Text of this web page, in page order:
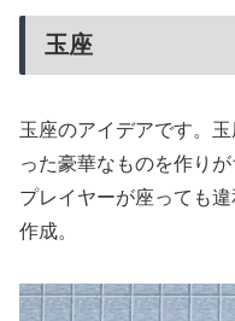
玉座
玉座のアイデアです。
った豪華なものを作り
プレイヤーが座っても
作成。